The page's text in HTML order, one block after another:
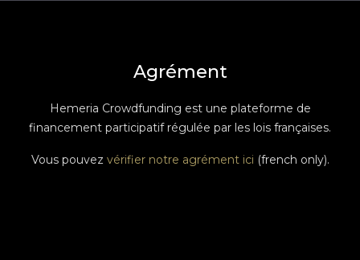
Agrément
Hemeria Crowdfunding est une plateforme de
financement participatif régulée par les lois françaises.
Vous pouvez vérifier notre agrément ici (french only).